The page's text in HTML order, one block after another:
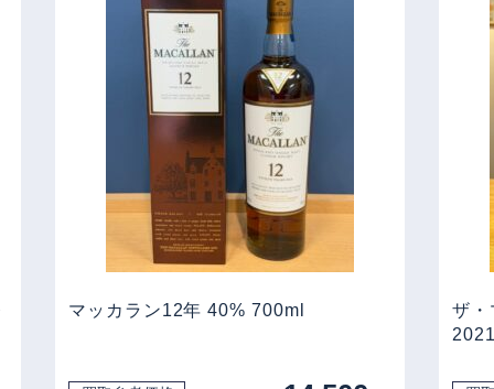
マッカラン12年 40% 700ml
ザ・